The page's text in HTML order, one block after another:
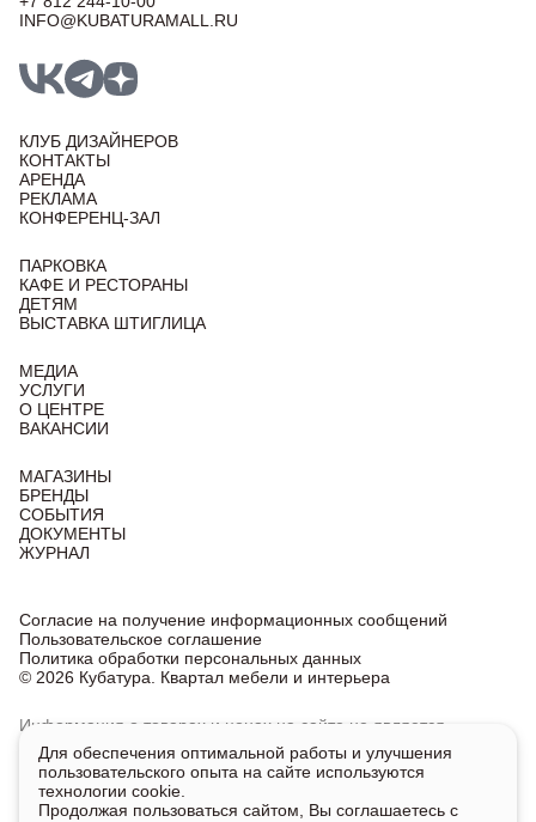
INFO@KUBATURAMALL.RU
КЛУБ ДИЗАЙНЕРОВ
КОНТАКТЫ
АРЕНДА
РЕКЛАМА
КОНФЕРЕНЦ-ЗАЛ
ПАРКОВКА
КАФЕ И РЕСТОРАНЫ
ДЕТЯМ
ВЫСТАВКА ШТИГЛИЦА
МЕДИА
УСЛУГИ
О ЦЕНТРЕ
ВАКАНСИИ
МАГАЗИНЫ
БРЕНДЫ
СОБЫТИЯ
ДОКУМЕНТЫ
ЖУРНАЛ
© 2026 Кубатура. Квартал мебели и интерьера
Согласие на получение информационных сообщений
Пользовательское соглашение
Политика обработки персональных данных
Информация о товарах и ценах на сайте не является
публичной офертой, носит исключительно информационный
характер.
Для получения подробной информации о наличии
и стоимости указанных товаров и услуг напишите или
Для обеспечения оптимальной работы и улучшения
пользовательского опыта на сайте используются
технологии cookie.
Продолжая пользоваться сайтом, Вы соглашаетесь с